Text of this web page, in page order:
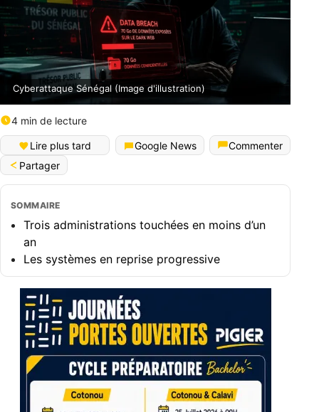
Cyberattaque Sénégal (Image d'illustration)
4 min de lecture
Lire plus tard Google News
Commenter
Partager
SOMMAIRE
Trois administrations touchées en moins d’un
an
Les systèmes en reprise progressive